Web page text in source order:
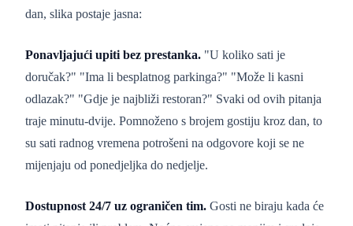
dan, slika postaje jasna:
Ponavljajući upiti bez prestanka. "U koliko sati je
doručak?" "Ima li besplatnog parkinga?" "Može li kasni
odlazak?" "Gdje je najbliži restoran?" Svaki od ovih pitanja
traje minutu-dvije. Pomnoženo s brojem gostiju kroz dan, to
su sati radnog vremena potrošeni na odgovore koji se ne
mijenjaju od ponedjeljka do nedjelje.
Dostupnost 24/7 uz ograničen tim. Gosti ne biraju kada će